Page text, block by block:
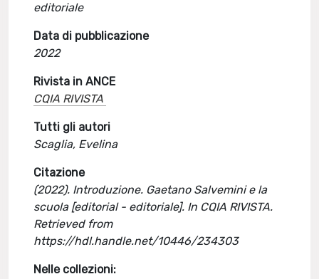
editoriale
Data di pubblicazione
2022
Rivista in ANCE
CQIA RIVISTA
Tutti gli autori
Scaglia, Evelina
Citazione
(2022). Introduzione. Gaetano Salvemini e la
scuola [editorial - editoriale]. In CQIA RIVISTA.
Retrieved from
https://hdl.handle.net/10446/234303
Nelle collezioni: